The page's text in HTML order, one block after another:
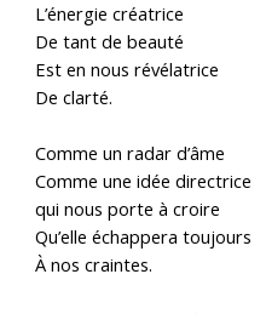
L’énergie créatrice
De tant de beauté
Est en nous révélatrice
De clarté.
Comme un radar d’âme
Comme une idée directrice
qui nous porte à croire
Qu’elle échappera toujours
À nos craintes.